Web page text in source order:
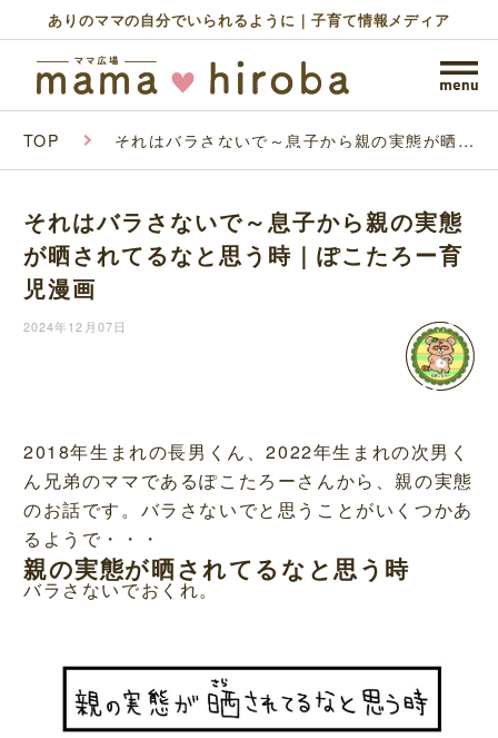
ありのママの自分でいられるように｜子育て情報メディア
TOP それはバラさないで～息子から親の実態が晒さ
それはバラさないで～息子から親の実態
が晒されてるなと思う時｜ぽこたろー育
児漫画
2024年12月07日
2018年生まれの長男くん、2022年生まれの次男く
ん兄弟のママであるぽこたろーさんから、親の実態
のお話です。バラさないでと思うことがいくつかあ
るようで・・・
親の実態が晒されてるなと思う時
バラさないでおくれ。